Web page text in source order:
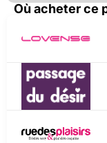
Où acheter ce